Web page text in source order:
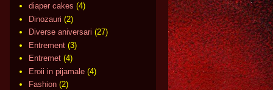
diaper cakes (4)
Dinozauri (2)
Diverse aniversari (27)
Entrement (3)
Entremet (4)
Eroii in pijamale (4)
Fashion (2)